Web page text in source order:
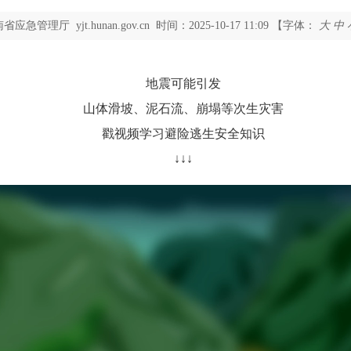
省应急管理厅 yjt.hunan.gov.cn 时间：2025-10-17 11:09 【字体： 大 中
地震可能引发
山体滑坡、泥石流、崩塌等次生灾害
戳视频学习避险逃生安全知识
↓↓↓